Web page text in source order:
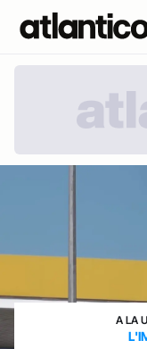
A LA